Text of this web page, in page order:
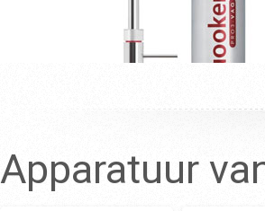
Apparatuur